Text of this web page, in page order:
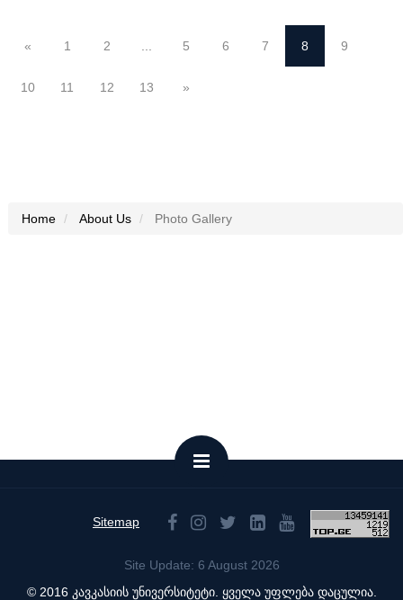
« 1 2 5 6 7 8 9
10 11 12 13 »
Home About Us Photo Gallery
Sitemap
Site Update: 6 August 2026
© 2016 კავკასიის უნივერსიტეტი. ყველა უფლება დაცულია.